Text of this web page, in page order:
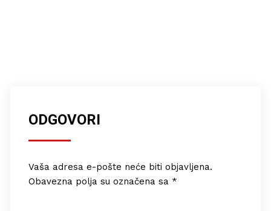
ODGOVORI
Vaša adresa e-pošte neće biti objavljena.
Obavezna polja su označena sa *